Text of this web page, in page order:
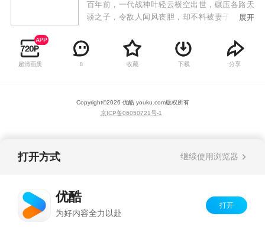
百年前，一代战神叶轻云横空出世，碾压各路天
骄之子，令敌人闻风丧胆，却不料被妻子洛灵，
进入黄金时代，妖孽人物疯狂涌现！叶轻云成为
了八荒大陆中小小家族叶家废物弟子！命运逆
转，逆天改命！这一世我不但要碾压天才，还要
展开
超清画质 8 收藏 下载 分享
Copyright©2026 优酷 youku.com版权所有
京ICP备06050721号-1
打开方式 继续使用浏览器
优酷
为好内容全力以赴
打开